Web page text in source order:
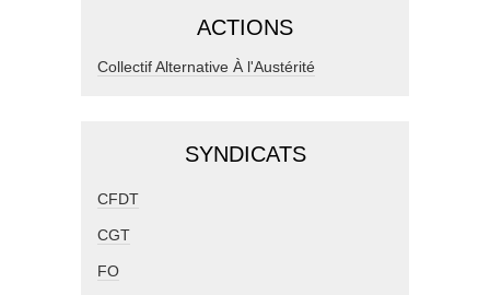
ACTIONS
Collectif Alternative À l'Austérité
SYNDICATS
CFDT
CGT
FO